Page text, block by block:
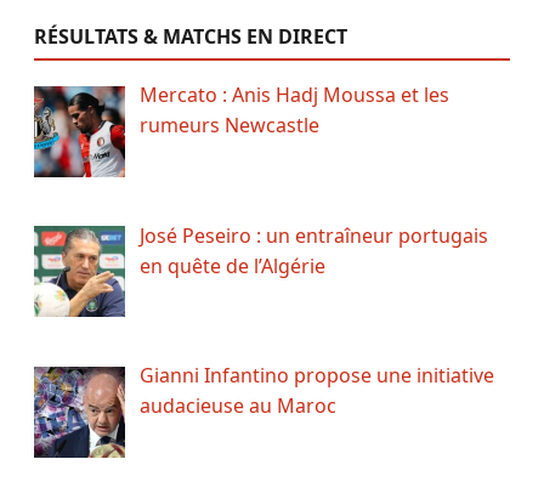
RÉSULTATS & MATCHS EN DIRECT
Mercato : Anis Hadj Moussa et les
rumeurs Newcastle
José Peseiro : un entraîneur portugais
en quête de l’Algérie
Gianni Infantino propose une initiative
audacieuse au Maroc